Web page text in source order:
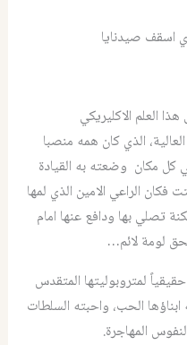
اسقف صيدنايا
العلم الاكليريكي
الذي كان همه منصبا
كل مكان وضعته به القيادة
فكان الراعي الامين الذي لمها
تصلي بها ودافع عنها امام
لومة لائم…
لمتروبوليتها المتقدس
الحب، واحبته السلطات
المهاجرة.